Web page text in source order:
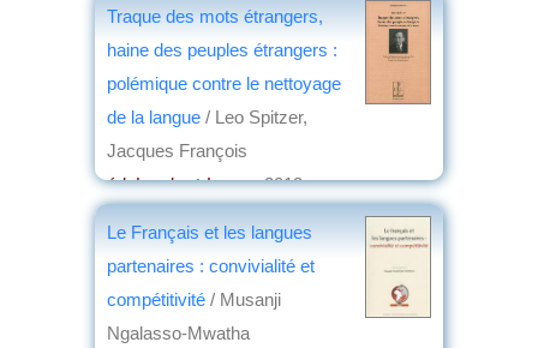
Traque des mots étrangers,
haine des peuples étrangers :
polémique contre le nettoyage
de la langue / Leo Spitzer,
Jacques François
éd. Lambert-Lucas, 2013
Le Français et les langues
partenaires : convivialité et
compétitivité / Musanji
Ngalasso-Mwatha